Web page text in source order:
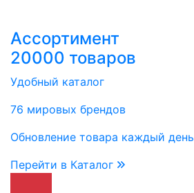
Ассортимент
20000 товаров
Удобный каталог
76 мировых брендов
Обновление товара каждый день
Перейти в Каталог